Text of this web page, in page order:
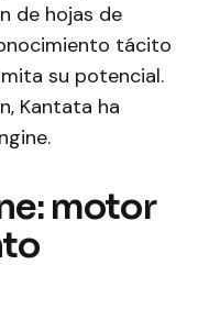
de hojas de
tácito
su potencial.
Kantata ha
motor